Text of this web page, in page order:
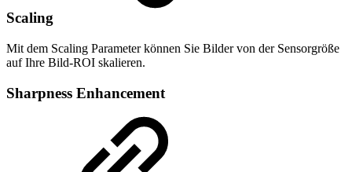
Scaling
Mit dem Scaling Parameter können Sie Bilder von der Sensorgröße
auf Ihre Bild-ROI skalieren.
Sharpness Enhancement